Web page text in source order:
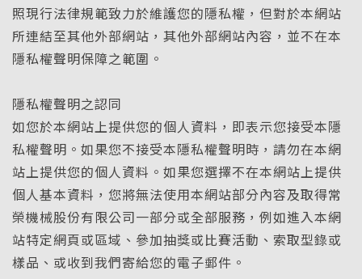
照現行法律規範致力於維護您的隱私權，但對於本網站
所連結至其他外部網站，其他外部網站內容，並不在本
隱私權聲明保障之範圍。
隱私權聲明之認同
如您於本網站上提供您的個人資料，即表示您接受本隱
私權聲明。如果您不接受本隱私權聲明時，請勿在本網
站上提供您的個人資料。如果您選擇不在本網站上提供
個人基本資料，您將無法使用本網站部分內容及取得常
榮機械股份有限公司一部分或全部服務，例如進入本網
站特定網頁或區域、參加抽獎或比賽活動、索取型錄或
樣品、或收到我們寄給您的電子郵件。